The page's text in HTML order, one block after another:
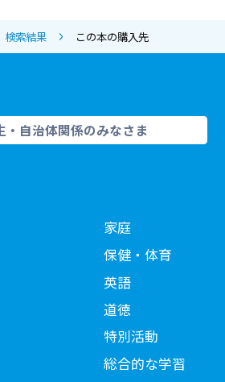
検索結果 この本の購入先
・自治体関係のみなさま
家庭
保健・体育
英語
道徳
特別活動
総合的な学習